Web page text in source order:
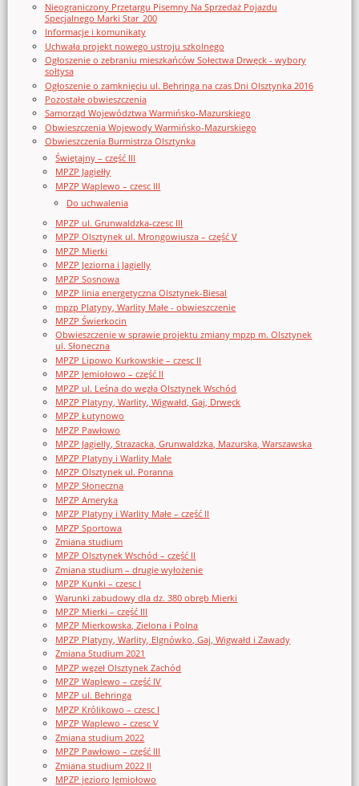
Nieograniczony Przetargu Pisemny Na Sprzedaż Pojazdu
Specjalnego Marki Star_200
Informacje i komunikaty
Uchwała projekt nowego ustroju szkolnego
Ogłoszenie o zebraniu mieszkańców Sołectwa Drwęck - wybory
sołtysa
Ogłoszenie o zamknięciu ul. Behringa na czas Dni Olsztynka 2016
Pozostałe obwieszczenia
Samorząd Województwa Warmińsko-Mazurskiego
Obwieszczenia Wojewody Warmińsko-Mazurskiego
Obwieszczenia Burmistrza Olsztynka
Świętajny – część III
MPZP Jagiełły
MPZP Waplewo – czesc III
Do uchwalenia
MPZP ul. Grunwaldzka-czesc III
MPZP Olsztynek ul. Mrongowiusza – część V
MPZP Mierki
MPZP Jeziorna i Jagielly
MPZP Sosnowa
MPZP linia energetyczna Olsztynek-Biesal
mpzp Platyny, Warlity Małe - obwieszczenie
MPZP Świerkocin
Obwieszczenie w sprawie projektu zmiany mpzp m. Olsztynek
ul. Słoneczna
MPZP Lipowo Kurkowskie – czesc II
MPZP Jemiołowo – część II
MPZP ul. Leśna do węzła Olsztynek Wschód
MPZP Platyny, Warlity, Wigwałd, Gaj, Drwęck
MPZP Łutynowo
MPZP Pawłowo
MPZP Jagielly, Strazacka, Grunwaldzka, Mazurska, Warszawska
MPZP Platyny i Warlity Małe
MPZP Olsztynek ul. Poranna
MPZP Słoneczna
MPZP Ameryka
MPZP Platyny i Warlity Małe – część II
MPZP Sportowa
Zmiana studium
MPZP Olsztynek Wschód – część II
Zmiana studium – drugie wyłożenie
MPZP Kunki – czesc I
Warunki zabudowy dla dz. 380 obręb Mierki
MPZP Mierki – część III
MPZP Mierkowska, Zielona i Polna
MPZP Platyny, Warlity, Elgnówko, Gaj, Wigwałd i Zawady
Zmiana Studium 2021
MPZP węzeł Olsztynek Zachód
MPZP Waplewo – część IV
MPZP ul. Behringa
MPZP Królikowo – czesc I
MPZP Waplewo – czesc V
Zmiana studium 2022
MPZP Pawłowo – część III
Zmiana studium 2022 II
MPZP jezioro Jemiołowo